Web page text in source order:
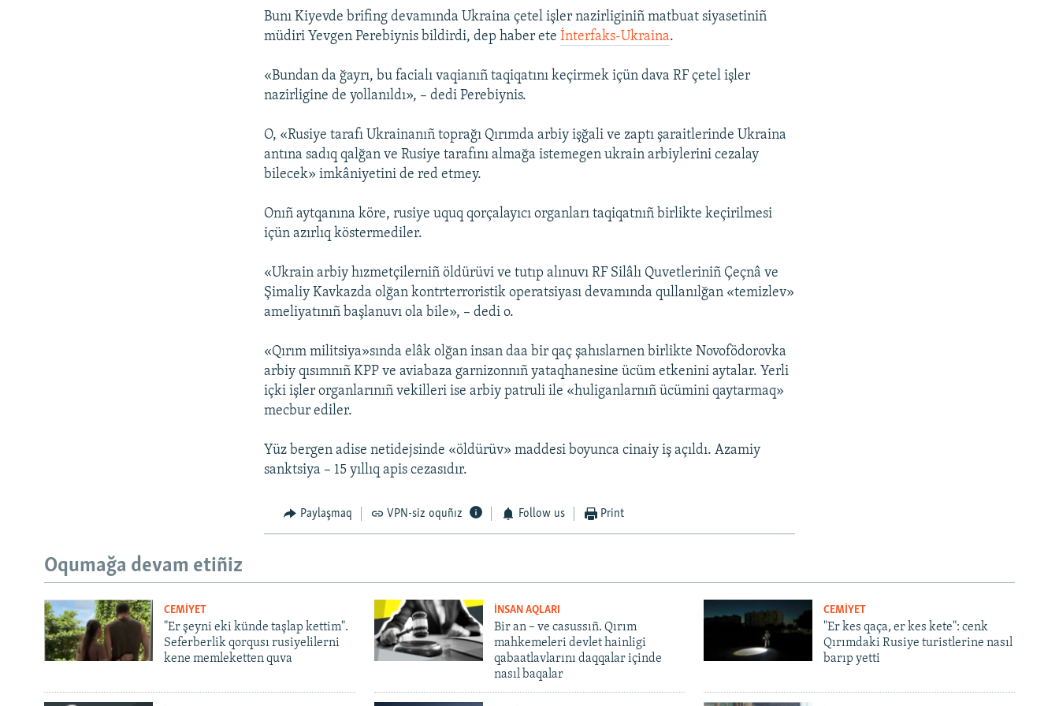
Bunı Kiyevde brifing devamında Ukraina çetel işler nazirliginiñ matbuat siyasetiniñ
müdiri Yevgen Perebiynis bildirdi, dep haber eteİnterfaks-Ukraina.
«Bundan da ğayrı, bu facialı vaqianıñ taqiqatını keçirmek içün dava RF çetel işler
nazirligine de yollanıldı», – dedi Perebiynis.
O, «Rusiye tarafı Ukrainanıñ toprağı Qırımda arbiy işğali ve zaptı şaraitlerinde Ukraina
antına sadıq qalğan ve Rusiye tarafını almağa istemegen ukrain arbiylerini cezalay
bilecek» imkâniyetini de red etmey.
Onıñ aytqanına köre, rusiye uquq qorçalayıcı organları taqiqatnıñ birlikte keçirilmesi
içün azırlıq köstermediler.
«Ukrain arbiy hızmetçilerniñ öldürüvi ve tutıp alınuvı RF Silâlı Quvetleriniñ Çeçnâ ve
Şimaliy Kavkazda olğan kontrterroristik operatsiyası devamında qullanılğan «temizlev»
ameliyatınıñ başlanuvı ola bile», – dedi o.
«Qırım militsiya»sında elâk olğan insan daa bir qaç şahıslarnen birlikte Novofödorovka
arbiy qısımnıñ KPP ve aviabaza garnizonnıñ yataqhanesine ücüm etkenini aytalar. Yerli
içki işler organlarınıñ vekilleri ise arbiy patruli ile «huliganlarnıñ ücümini qaytarmaq»
mecbur ediler.
Yüz bergen adise netidejsinde «öldürüv» maddesi boyunca cinaiy iş açıldı. Azamiy
sanktsiya – 15 yıllıq apis cezasıdır.
Paylaşmaq VPN-siz oquñız Follow us Print
Oqumağa devam etiñiz
CEMİYET
"Er şeyni eki künde taşlap kettim".
Seferberlik qorqusı rusiyelilerni
kene memleketten quva
İNSAN AQLARI
Bir an – ve casussıñ. Qırım
mahkemeleri devlet hainligi
qabaatlavlarını daqqalar içinde
nasıl baqalar
CEMİYET
"Er kes qaça, er kes kete": cenk
Qırımdaki Rusiye turistlerine nasıl
barıp yetti